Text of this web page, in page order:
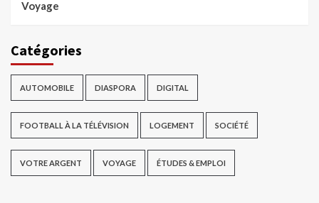
Voyage
Catégories
AUTOMOBILE DIASPORA DIGITAL
FOOTBALL À LA TÉLÉVISION LOGEMENT SOCIÉTÉ
VOTRE ARGENT VOYAGE ÉTUDES & EMPLOI